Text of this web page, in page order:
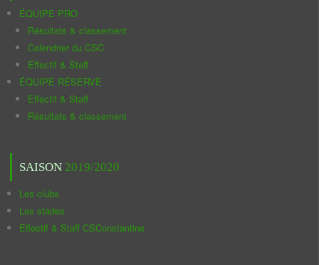
ÉQUIPE PRO
Résultats & classement
Calendrier du CSC
Effectif & Staff
ÉQUIPE RÉSERVE
Effectif & Staff
Résultats & classement
SAISON 2019/2020
Les clubs
Les stades
Effectif & Staff CSConstantine